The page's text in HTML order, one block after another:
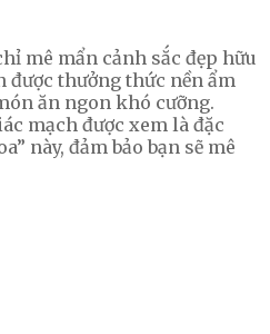
mê mẩn cảnh sắc đẹp hữu
thưởng thức nền ẩm
ăn ngon khó cưỡng.
mạch được xem là đặc
này, đảm bảo bạn sẽ mê